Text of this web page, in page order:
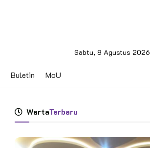
Sabtu, 8 Agustus 2026
Buletin MoU
WartaTerbaru